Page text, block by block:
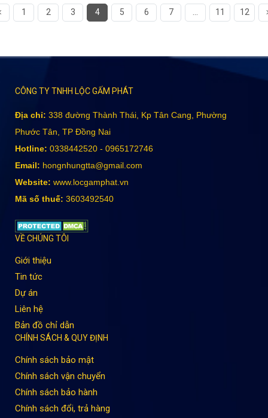
1 2 3 4 5 6 7 11 12
CÔNG TY TNHH LỘC GẤM PHÁT
Địa chỉ: 338 đường Thành Thái, Kp Tân Cang, Phường
Phước Tân, TP Đồng Nai
Hotline: 0338442520 - 0965172746
Email: hongnhungtta@gmail.com
Website: www.locgamphat.vn
Mã số thuế: 3603492540
VỀ CHÚNG TÔI
Giới thiệu
Tin tức
Dự án
Liên hệ
Bản đồ chỉ dẫn
CHÍNH SÁCH & QUY ĐỊNH
Chính sách bảo mật
Chính sách vận chuyển
Chính sách bảo hành
Chính sách đổi, trả hàng